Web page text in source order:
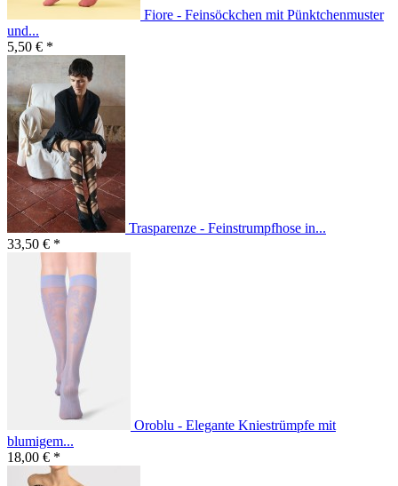
Fiore - Feinsöckchen mit Pünktchenmuster
und...
5,50 € *
Trasparenze - Feinstrumpfhose in...
33,50 € *
Oroblu - Elegante Kniestrümpfe mit
blumigem...
18,00 € *